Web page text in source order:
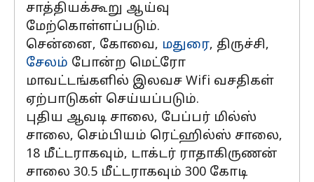
சாத்தியக்கூறு ஆய்வு
மேற்கொள்ளப்படும்.
சென்னை, கோவை, மதுரை, திருச்சி,
சேலம் போன்ற மெட்ரோ
மாவட்டங்களில் இலவச Wifi வசதிகள்
ஏற்பாடுகள் செய்யப்படும்.
புதிய ஆவடி சாலை, பேப்பர் மில்ஸ்
சாலை, செம்பியம் ரெட்ஹில்ஸ் சாலை,
18 மீட்டராகவும், டாக்டர் ராதாகிருணன்
சாலை 30.5 மீட்டராகவும் 300 கோடி